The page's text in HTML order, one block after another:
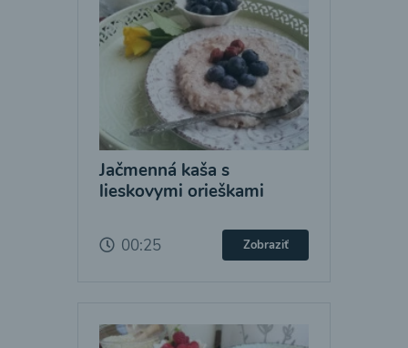
Jačmenná kaša s
lieskovymi orieškami
00:25 Zobraziť